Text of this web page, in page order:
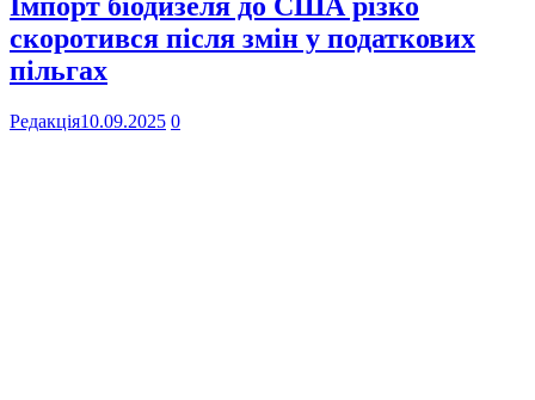
Імпорт біодизеля до США різко
скоротився після змін у податкових
пільгах
Редакція10.09.2025 0